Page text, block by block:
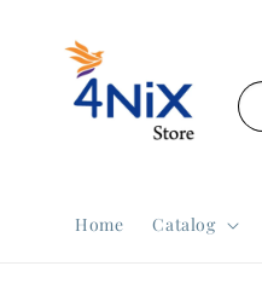
Home Catalog